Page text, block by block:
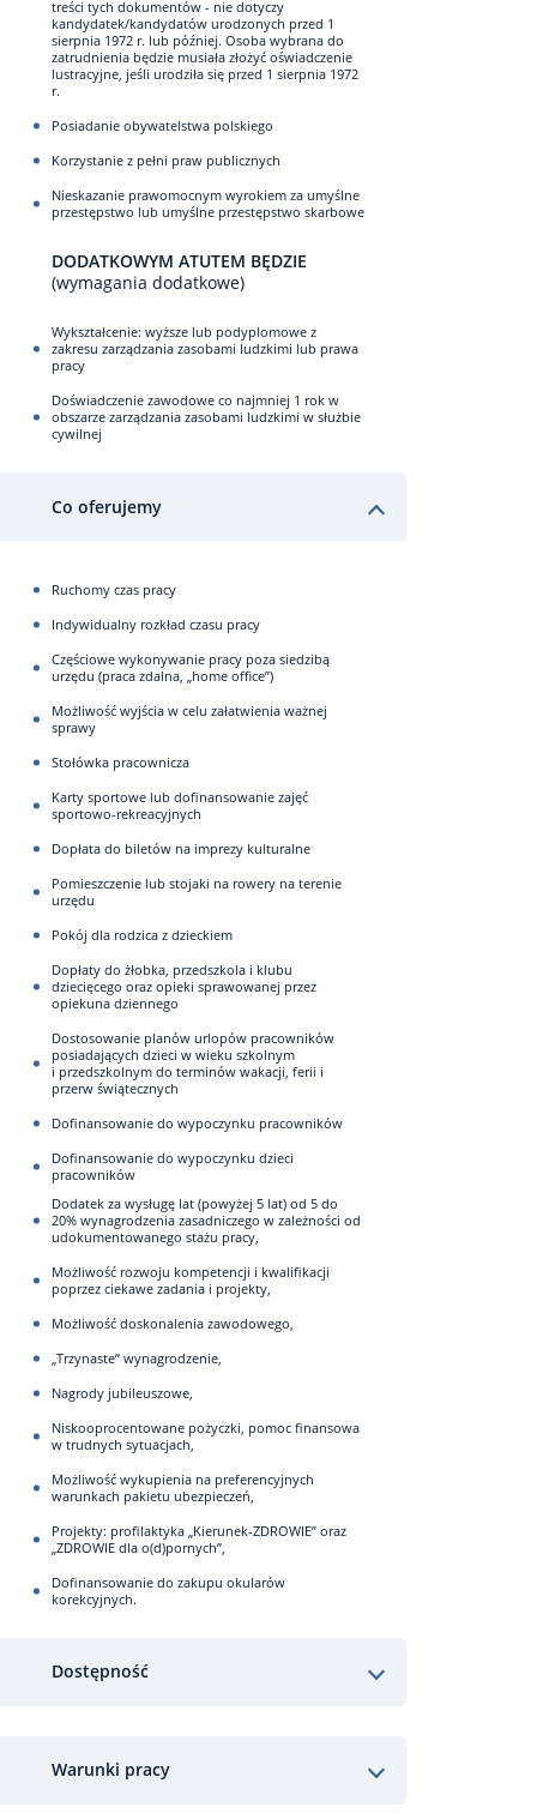
treści tych dokumentów - nie dotyczy
kandydatek/kandydatów urodzonych przed 1
sierpnia 1972 r. lub później. Osoba wybrana do
zatrudnienia będzie musiała złożyć oświadczenie
lustracyjne, jeśli urodziła się przed 1 sierpnia 1972
r.
Posiadanie obywatelstwa polskiego
Korzystanie z pełni praw publicznych
Nieskazanie prawomocnym wyrokiem za umyślne
przestępstwo lub umyślne przestępstwo skarbowe
DODATKOWYM ATUTEM BĘDZIE
(wymagania dodatkowe)
Wykształcenie: wyższe lub podyplomowe z
zakresu zarządzania zasobami ludzkimi lub prawa
pracy
Doświadczenie zawodowe co najmniej 1 rok w
obszarze zarządzania zasobami ludzkimi w służbie
cywilnej
Co oferujemy
Ruchomy czas pracy
Indywidualny rozkład czasu pracy
Częściowe wykonywanie pracy poza siedzibą
urzędu (praca zdalna, „home office”)
Możliwość wyjścia w celu załatwienia ważnej
sprawy
Stołówka pracownicza
Karty sportowe lub dofinansowanie zajęć
sportowo-rekreacyjnych
Dopłata do biletów na imprezy kulturalne
Pomieszczenie lub stojaki na rowery na terenie
urzędu
Pokój dla rodzica z dzieckiem
Dopłaty do żłobka, przedszkola i klubu
dziecięcego oraz opieki sprawowanej przez
opiekuna dziennego
Dostosowanie planów urlopów pracowników
posiadających dzieci w wieku szkolnym
i przedszkolnym do terminów wakacji, ferii i
przerw świątecznych
Dofinansowanie do wypoczynku pracowników
Dofinansowanie do wypoczynku dzieci
pracowników
Dodatek za wysługę lat (powyżej 5 lat) od 5 do
20% wynagrodzenia zasadniczego w zależności od
udokumentowanego stażu pracy,
Możliwość rozwoju kompetencji i kwalifikacji
poprzez ciekawe zadania i projekty,
Możliwość doskonalenia zawodowego,
„Trzynaste” wynagrodzenie,
Nagrody jubileuszowe,
Niskooprocentowane pożyczki, pomoc finansowa
w trudnych sytuacjach,
Możliwość wykupienia na preferencyjnych
warunkach pakietu ubezpieczeń,
Projekty: profilaktyka „Kierunek-ZDROWIE” oraz
„ZDROWIE dla o(d)pornych”,
Dofinansowanie do zakupu okularów
korekcyjnych.
Dostępność
Warunki pracy